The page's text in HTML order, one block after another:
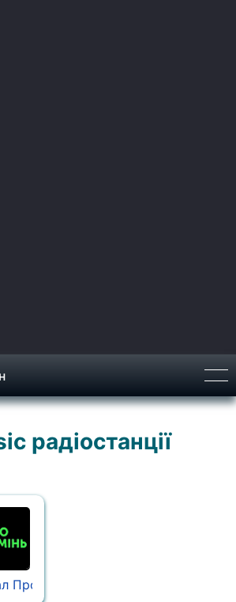
радіостанції
Промiнь